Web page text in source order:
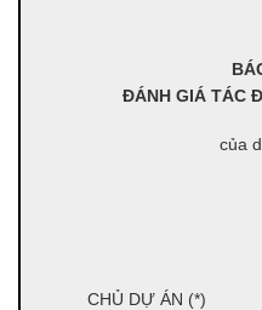
ĐÁNH GIÁ TÁC
của
CHỦ DỰ ÁN (*)